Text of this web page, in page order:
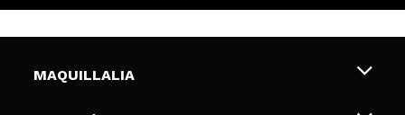
MAQUILLALIA